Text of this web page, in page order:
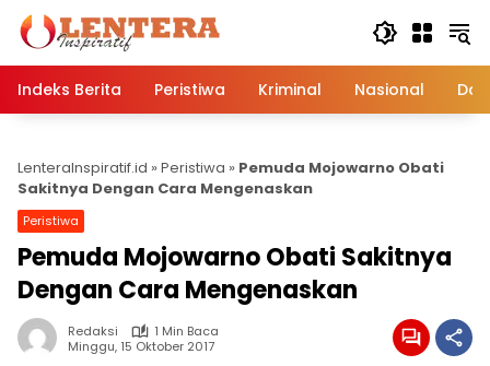
Langsung
konten
Indeks Berita
Peristiwa Kriminal Nasional
LenteraInspiratif.id » Peristiwa » Pemuda Mojowarno Obati
Sakitnya Dengan Cara Mengenaskan
Peristiwa
Pemuda Mojowarno Obati Sakitnya
Dengan Cara Mengenaskan
Redaksi
1 Min Baca
Minggu, 15 Oktober 2017